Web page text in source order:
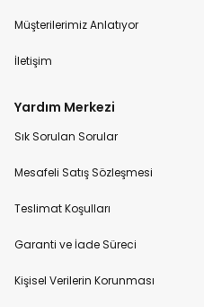
Müşterilerimiz Anlatıyor
İletişim
Yardım Merkezi
Sık Sorulan Sorular
Mesafeli Satış Sözleşmesi
Teslimat Koşulları
Garanti ve İade Süreci
Kişisel Verilerin Korunması